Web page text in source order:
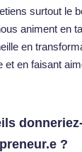
surtout le
animent en
en
et en faisant
?